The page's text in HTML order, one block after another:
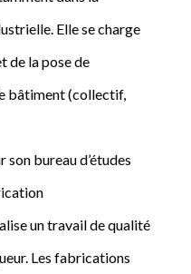
Elle se charge
de la pose de
bâtiment (collectif,
bureau d’études
un travail de qualité
Les fabrications